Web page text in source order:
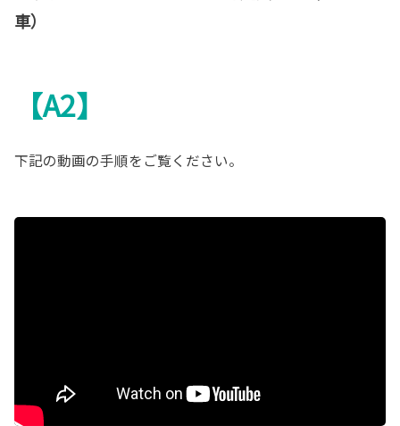
車）
【A2】
下記の動画の手順をご覧ください。